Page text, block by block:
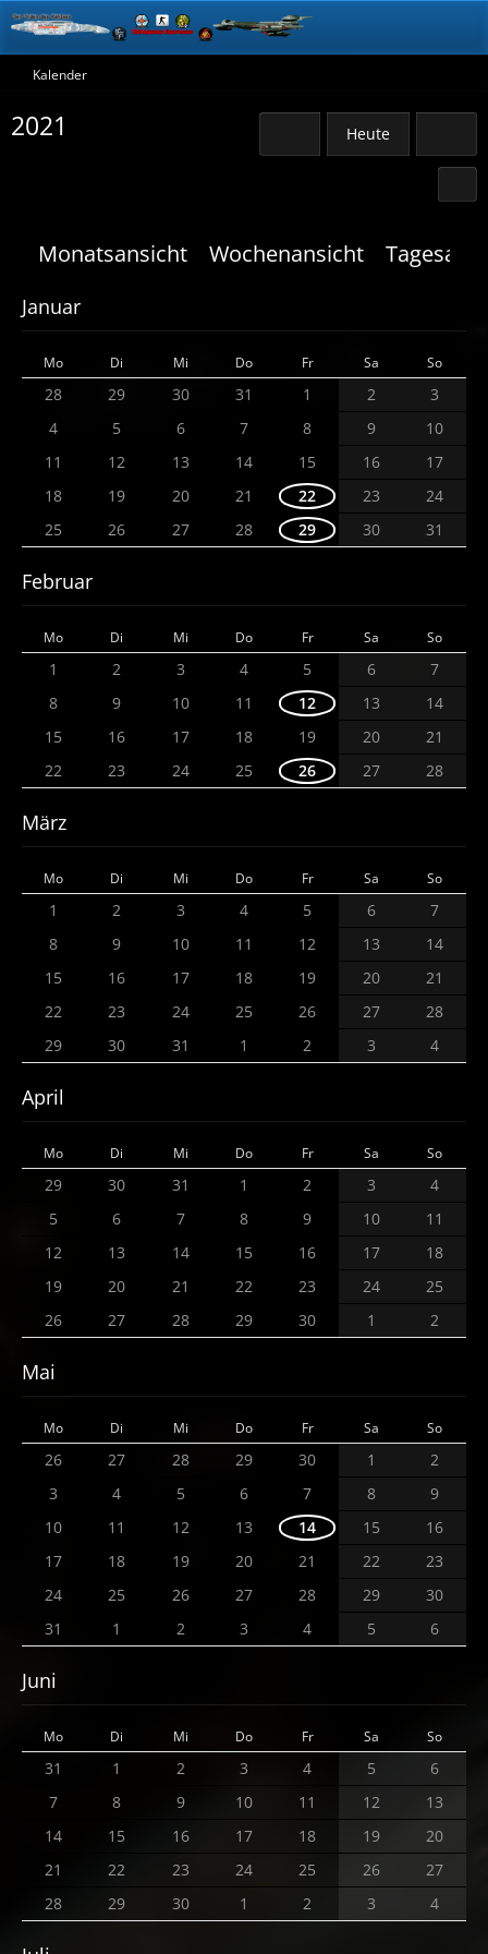
Kalender
2021 Heute
Monatsansicht Wochenansicht
Januar
Mo Di Mi Do Fr Sa So
28 29 30 31 1 2
3
4
5 6 7 8 9
10
11
12 13 14 15 16
17
18
19 20 21 22 23
24
25
26 27 28 29 30 31
Februar
Mo Di Mi Do Fr Sa So
1 2 3 4 5 6
7
8
9 10 11 12 13
14
15
16 17 18 19 20
21
22
23 24 25 26 27 28
März
Mo Di Mi Do Fr Sa So
1 2 3 4 5 6
7
8
9 10 11 12 13
14
15
16 17 18 19 20
21
22
23 24 25 26 27
28
29
30 31 1 2 3 4
April
Mo Di Mi Do Fr Sa So
29 30 31 1 2 3
4
5
6 7 8 9 10
11
12
13 14 15 16 17
18
19
20 21 22 23 24
25
26
27 28 29 30 1 2
Mai
Mo Di Mi Do Fr Sa So
26 27 28 29 30 1
2
3
4 5 6 7 8
9
10
11 12 13 14 15
16
17
18 19 20 21 22
23
24
25 26 27 28 29
30
31
1 2 3 4 5 6
Juni
Mo Di Mi Do Fr Sa So
31 1 2 3 4 5
6
7
8 9 10 11 12
13
14
15 16 17 18 19
20
21
22 23 24 25 26
27
28
29 30 1 2 3 4